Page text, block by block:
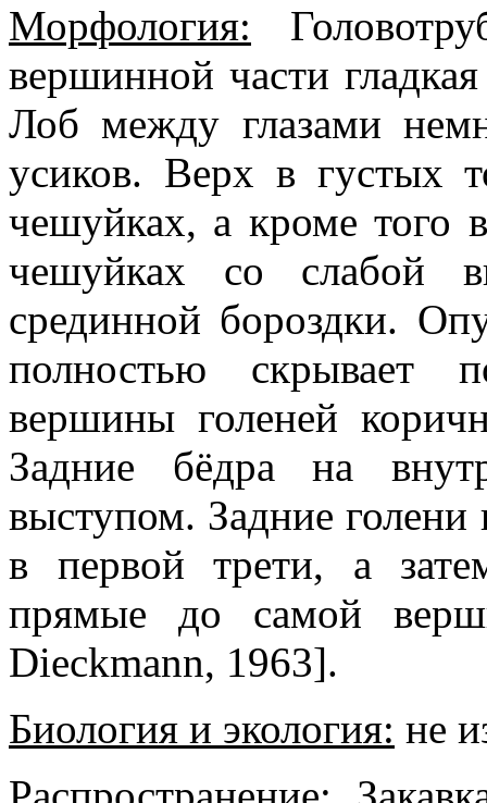
Морфология:
вершинной части
Лоб между глазами
усиков. Верх в густых
чешуйках, а кроме того
чешуйках со слабой
срединной бороздки.
полностью скрывает
вершины голеней
Задние бёдра на
выступом. Задние
в первой трети, а
прямые до самой
Dieckmann, 1963].
Биология и экология: не